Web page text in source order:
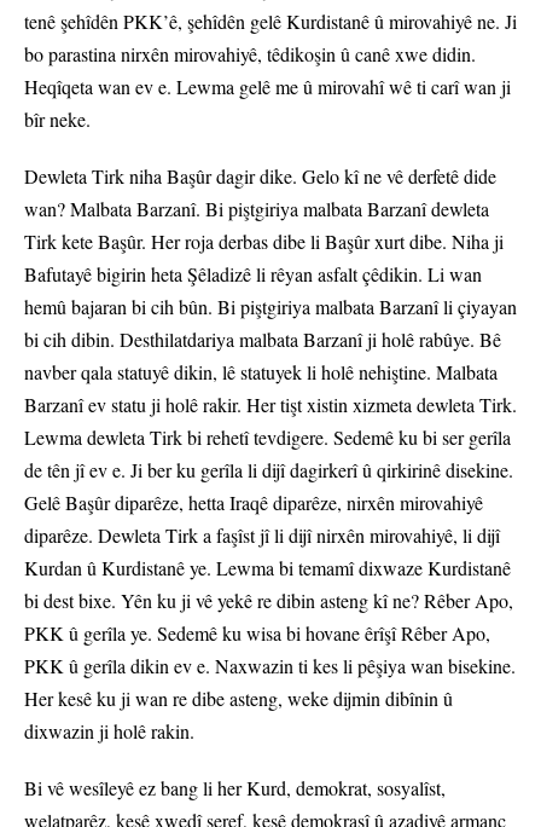
tenê şehîdên PKK’ê, şehîdên gelê Kurdistanê û mirovahiyê ne. Ji
bo parastina nirxên mirovahiyê, têdikoşin û canê xwe didin.
Heqîqeta wan ev e. Lewma gelê me û mirovahî wê ti carî wan ji
bîr neke.
Dewleta Tirk niha Başûr dagir dike. Gelo kî ne vê derfetê dide
wan? Malbata Barzanî. Bi piştgiriya malbata Barzanî dewleta
Tirk kete Başûr. Her roja derbas dibe li Başûr xurt dibe. Niha ji
Bafutayê bigirin heta Şêladizê li rêyan asfalt çêdikin. Li wan
hemû bajaran bi cih bûn. Bi piştgiriya malbata Barzanî li çiyayan
bi cih dibin. Desthilatdariya malbata Barzanî ji holê rabûye. Bê
navber qala statuyê dikin, lê statuyek li holê nehiştine. Malbata
Barzanî ev statu ji holê rakir. Her tişt xistin xizmeta dewleta Tirk.
Lewma dewleta Tirk bi rehetî tevdigere. Sedemê ku bi ser gerîla
de tên jî ev e. Ji ber ku gerîla li dijî dagirkerî û qirkirinê disekine.
Gelê Başûr diparêze, hetta Iraqê diparêze, nirxên mirovahiyê
diparêze. Dewleta Tirk a faşîst jî li dijî nirxên mirovahiyê, li dijî
Kurdan û Kurdistanê ye. Lewma bi temamî dixwaze Kurdistanê
bi dest bixe. Yên ku ji vê yekê re dibin asteng kî ne? Rêber Apo,
PKK û gerîla ye. Sedemê ku wisa bi hovane êrîşî Rêber Apo,
PKK û gerîla dikin ev e. Naxwazin ti kes li pêşiya wan bisekine.
Her kesê ku ji wan re dibe asteng, weke dijmin dibînin û
dixwazin ji holê rakin.
Bi vê wesîleyê ez bang li her Kurd, demokrat, sosyalîst,
welatparêz, kesê xwedî şeref, kesê demokrasî û azadiyê armanc